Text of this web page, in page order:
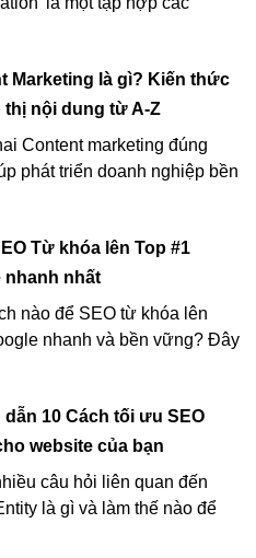
Marketing là gì? Kiến thức
thị nội dung từ A-Z
Content marketing đúng
phát triển doanh nghiệp bền
Từ khóa lên Top #1
nhanh nhất
nào để SEO từ khóa lên
nhanh và bền vững? Đây
dẫn 10 Cách tối ưu SEO
website của bạn
câu hỏi liên quan đến
là gì và làm thế nào để